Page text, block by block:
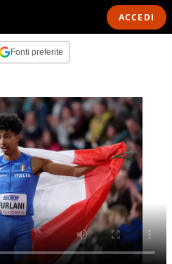
ACCEDI
Fonti preferite